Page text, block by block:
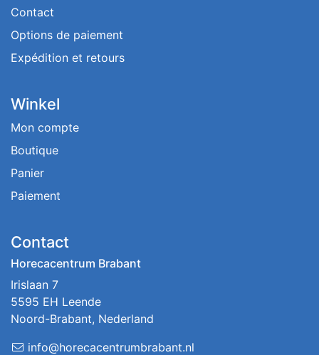
Contact
Options de paiement
Expédition et retours
Winkel
Mon compte
Boutique
Panier
Paiement
Contact
Horecacentrum Brabant
Irislaan 7
5595 EH Leende
Noord-Brabant, Nederland
info@horecacentrumbrabant.nl